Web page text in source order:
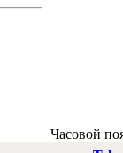
Часовой